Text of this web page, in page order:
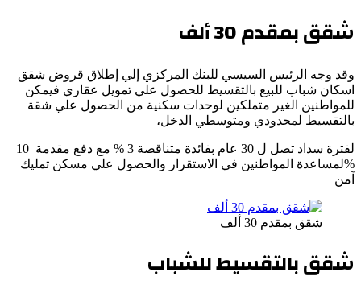
شقق بمقدم30ألف
وقد وجه الرئيس السيسي للبنك المركزي إلي إطلاق قروض شقق
اسكان شباب للبيع بالتقسيط للحصول علي تمويل عقاري فيمكن
للمواطنين الغير متملكين لوحدات سكنية من الحصول علي شقة
بالتقسيط لمحدودي ومتوسطي الدخل،
لفترة سداد تصل ل 30 عام بفائدة متناقصة 3 % مع دفع مقدمة 10
%لمساعدة المواطنين في الاستقرار والحصول علي مسكن تمليك
آمن
شقق بمقدم 30 ألف
شقق بالتقسيط للشباب